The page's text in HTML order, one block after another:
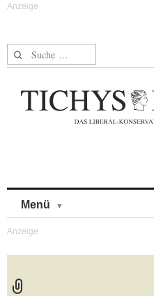
Suche nach:
Menü